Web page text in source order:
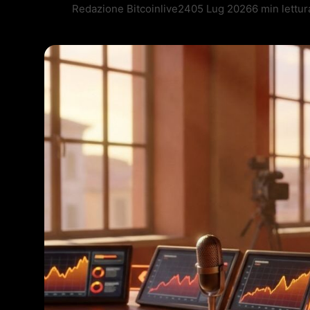
Redazione Bitcoinlive2405 Lug 20266 min